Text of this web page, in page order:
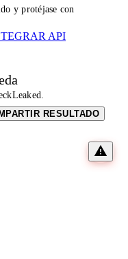
y protéjase con
API
RESULTADO